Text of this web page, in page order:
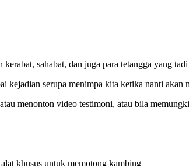
sahabat, dan juga para tetangga yang
kejadian serupa menimpa kita ketika nanti
menonton video testimoni, atau bila
khusus untuk memotong kambing